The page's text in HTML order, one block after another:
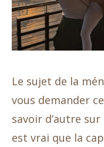
Le sujet de la
vous demander
savoir d’autre
est vrai que la